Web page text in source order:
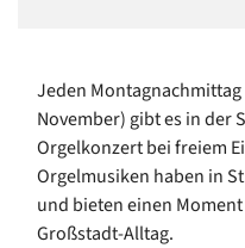
Jeden
November) gibt es in der
Orgelkonzert bei freiem
Orgelmusiken haben in
und bieten einen
Großstadt-Alltag.